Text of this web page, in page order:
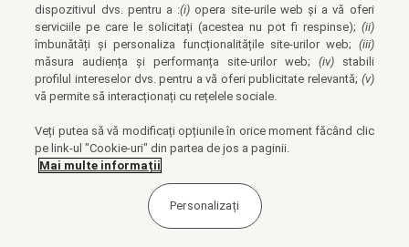
dispozitivul dvs. pentru a :(i) opera site-urile web și a vă oferi
serviciile pe care le solicitați (acestea nu pot fi respinse); (ii)
îmbunătăți și personaliza funcționalitățile site-urilor web; (iii)
măsura audiența și performanța site-urilor web; (iv)stabili
profilul intereselor dvs. pentru a vă oferi publicitate relevantă; (v)
vă permite să interacționați cu rețelele sociale.
Veți putea să vă modificați opțiunile în orice moment făcând clic
pe link-ul "Cookie-uri" din partea de jos a paginii.
Mai multe informații
Personalizați